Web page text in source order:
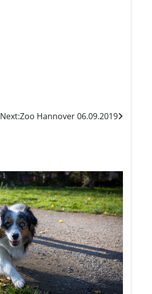
Next:Zoo Hannover 06.09.2019